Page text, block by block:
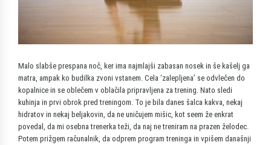
Malo slabše prespana noč, ker ima najmlajši zabasan nosek in še kašelj ga
matra, ampak ko budilka zvoni vstanem. Cela ‘zalepljena’ se odvlečen do
kopalnice in se oblečem v oblačila pripravljena za trening. Nato sledi
kuhinja in prvi obrok pred treningom. To je bila danes šalca kakva, nekaj
hidratov in nekaj beljakovin, da ne uničujem mišic, kot seem že enkrat
povedal, da mi osebna trenerka teži, da naj ne treniram na prazen želodec.
Potem prižgem računalnik, da odprem program treninga in vpišem današnji